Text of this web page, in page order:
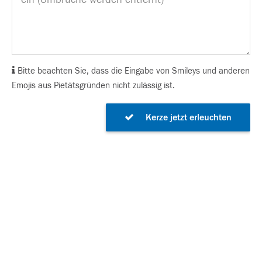
Bitte beachten Sie, dass die Eingabe von Smileys und anderen
Emojis aus Pietätsgründen nicht zulässig ist.
Kerze jetzt erleuchten